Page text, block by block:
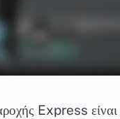
Express είναι